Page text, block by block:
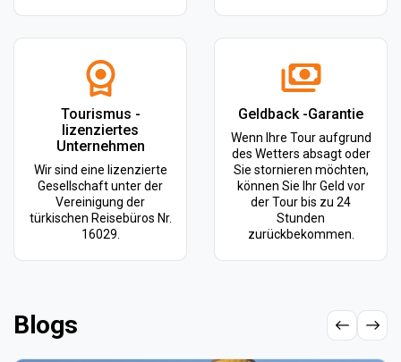
Tourismus -
lizenziertes
Unternehmen
Wir sind eine lizenzierte
Gesellschaft unter der
Vereinigung der
türkischen Reisebüros Nr.
16029.
Geldback -Garantie
Wenn Ihre Tour aufgrund
des Wetters absagt oder
Sie stornieren möchten,
können Sie Ihr Geld vor
der Tour bis zu 24
Stunden
zurückbekommen.
Blogs